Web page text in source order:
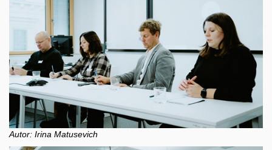
Autor: Irina Matusevich